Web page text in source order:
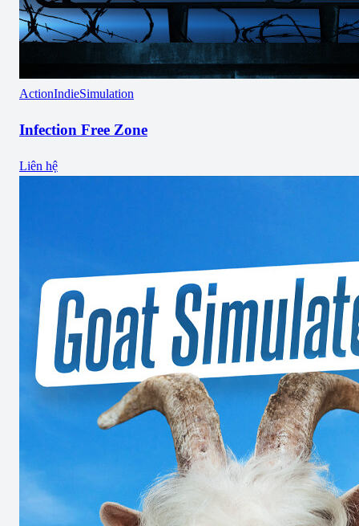
ActionIndieSimulation
Infection Free Zone
Liên hệ